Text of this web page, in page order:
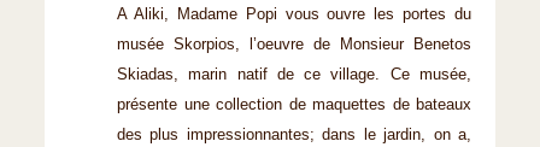
A Aliki, Madame Popi vous ouvre les portes du
musée Skorpios, l’oeuvre de Monsieur Benetos
Skiadas, marin natif de ce village. Ce musée,
présente une collection de maquettes de bateaux
des plus impressionnantes; dans le jardin, on a,